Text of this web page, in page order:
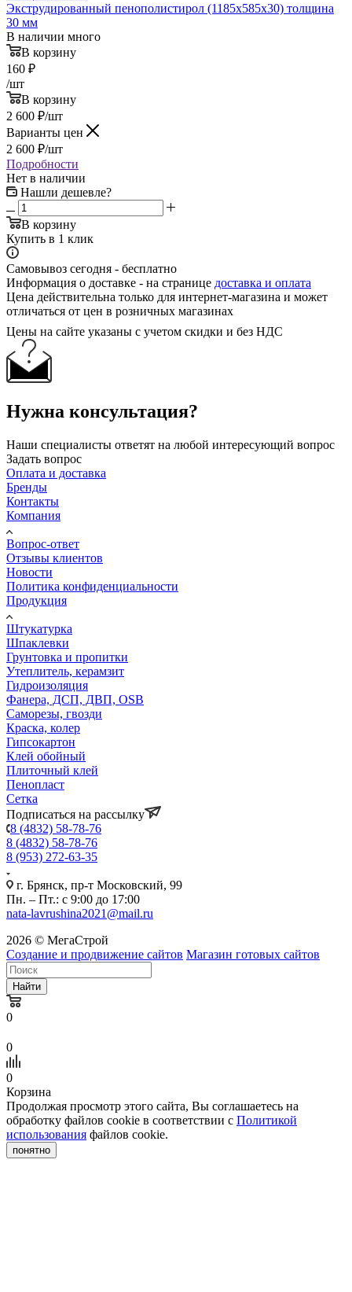
Экструдированный пенополистирол (1185х585х30) толщина
30 мм
В наличии много
В корзину
160 ₽
/шт
В корзину
2 600 ₽/шт
Варианты цен
2 600 ₽/шт
Подробности
Нет в наличии
Нашли дешевле?
В корзину
Купить в 1 клик
Самовывоз сегодня - бесплатно
Информация о доставке - на странице доставка и оплата
Цена действительна только для интернет-магазина и может
отличаться от цен в розничных магазинах
Цены на сайте указаны с учетом скидки и без НДС
Нужна консультация?
Наши специалисты ответят на любой интересующий вопрос
Задать вопрос
Оплата и доставка
Бренды
Контакты
Компания
Вопрос-ответ
Отзывы клиентов
Новости
Политика конфиденциальности
Продукция
Штукатурка
Шпаклевки
Грунтовка и пропитки
Утеплитель, керамзит
Гидроизоляция
Фанера, ДСП, ДВП, OSB
Саморезы, гвозди
Краска, колер
Гипсокартон
Клей обойный
Плиточный клей
Пенопласт
Сетка
Подписаться на рассылку
8 (4832) 58-78-76
8 (4832) 58-78-76
8 (953) 272-63-35
г. Брянск, пр-т Московский, 99
Пн. – Пт.: с 9:00 до 17:00
nata-lavrushina2021@mail.ru
2026 © МегаСтрой
Создание и продвижение сайтов Магазин готовых сайтов
Найти
0
0
0
Корзина
Продолжая просмотр этого сайта, Вы соглашаетесь на
обработку файлов cookie в соответствии с Политикой
использования файлов cookie.
понятно